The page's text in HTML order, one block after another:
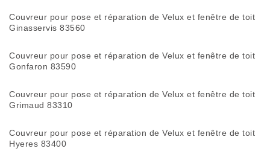
Couvreur pour pose et réparation de Velux et fenêtre de toit
Ginasservis 83560
Couvreur pour pose et réparation de Velux et fenêtre de toit
Gonfaron 83590
Couvreur pour pose et réparation de Velux et fenêtre de toit
Grimaud 83310
Couvreur pour pose et réparation de Velux et fenêtre de toit
Hyeres 83400